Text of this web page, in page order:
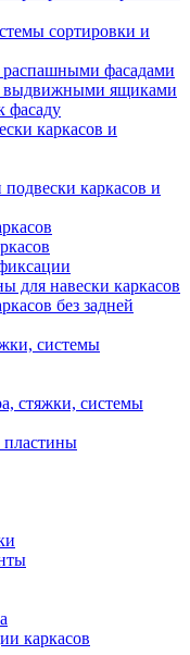
сортировки и
распашными фасадами
выдвижными ящиками
фасаду
каркасов и
каркасов и
для навески каркасов
без задней
системы
стяжки, системы
каркасов